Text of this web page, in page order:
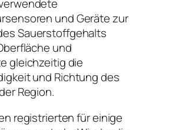
und Geräte zur
Sauerstoffgehalts
und
gleichzeitig die
und Richtung des
Region.
registrierten für einige